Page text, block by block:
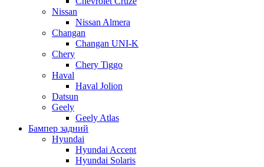
Nissan
Nissan Almera
Changan
Changan UNI-K
Chery
Chery Tiggo
Haval
Haval Jolion
Datsun
Geely
Geely Atlas
Бампер задний
Hyundai
Hyundai Accent
Hyundai Solaris